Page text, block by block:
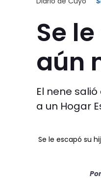
Se
aún
El nene
a un Hogar
Se le escapó su